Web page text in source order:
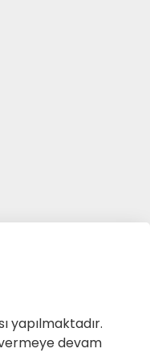
yapılmaktadır.
devam